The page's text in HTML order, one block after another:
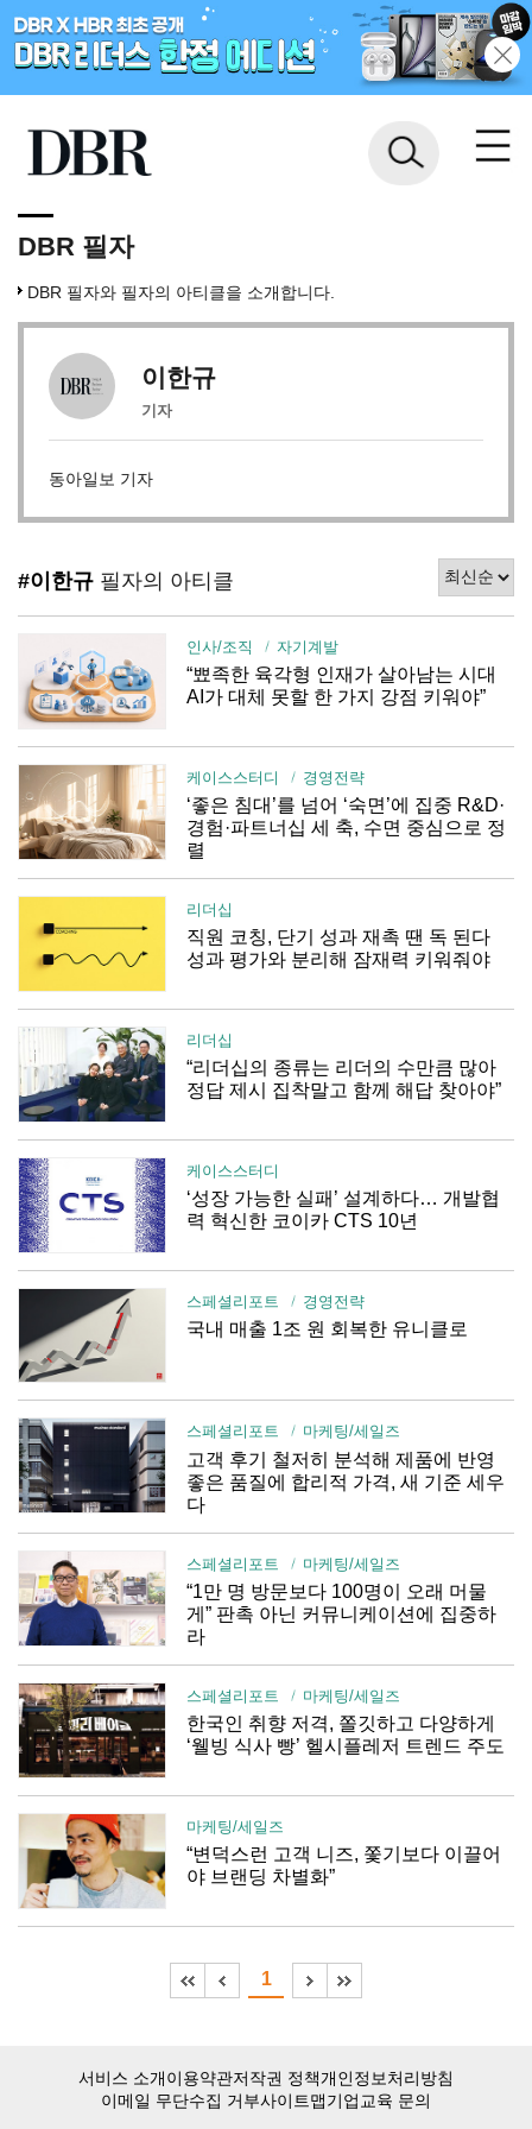
DBR 필자
DBR 필자와 필자의 아티클을 소개합니다.
이한규
기자
동아일보 기자
#이한규 필자의 아티클
인사/조직 자기계발
“뾰족한 육각형 인재가 살아남는 시대
AI가 대체 못할 한 가지 강점 키워야”
케이스스터디 경영전략
‘좋은 침대’를 넘어 ‘숙면’에 집중 R&D·
경험·파트너십 세 축, 수면 중심으로 정
렬
리더십
직원 코칭, 단기 성과 재촉 땐 독 된다
성과 평가와 분리해 잠재력 키워줘야
리더십
“리더십의 종류는 리더의 수만큼 많아
정답 제시 집착말고 함께 해답 찾아야”
케이스스터디
‘성장 가능한 실패’ 설계하다… 개발협
력 혁신한 코이카 CTS 10년
스페셜리포트 경영전략
국내 매출 1조 원 회복한 유니클로
스페셜리포트 마케팅/세일즈
고객 후기 철저히 분석해 제품에 반영
좋은 품질에 합리적 가격, 새 기준 세우
다
스페셜리포트 마케팅/세일즈
“1만 명 방문보다 100명이 오래 머물
게” 판촉 아닌 커뮤니케이션에 집중하
라
스페셜리포트 마케팅/세일즈
한국인 취향 저격, 쫄깃하고 다양하게
‘웰빙 식사 빵’ 헬시플레저 트렌드 주도
마케팅/세일즈
“변덕스런 고객 니즈, 쫓기보다 이끌어
야 브랜딩 차별화”
1
서비스 소개이용약관저작권 정책개인정보처리방침
이메일 무단수집 거부사이트맵기업교육 문의